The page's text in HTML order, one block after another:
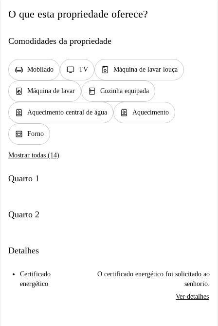
O que esta propriedade oferece?
Comodidades da propriedade
chair Mobilado tv TV dishwasher_gen Máquina de lavar louça
local_laundry_service Máquina de lavar kitchen Cozinha equipada
water_heater Aquecimento central de água water_heater Aquecimento
oven_gen Forno
Mostrar todas (14)
Quarto 1
Quarto 2
Detalhes
Certificado
energético
O certificado energético foi solicitado ao
senhorio.
Ver detalhes